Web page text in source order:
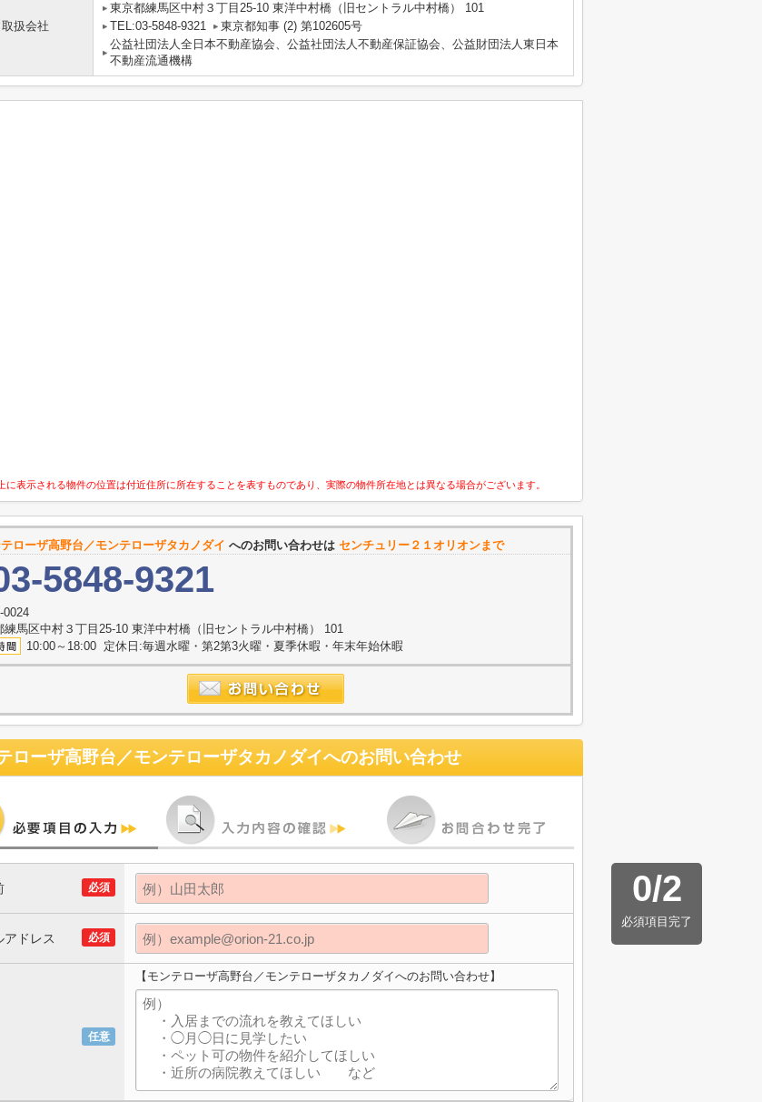
取扱会社
東京都練馬区中村３丁目25-10 東洋中村橋（旧セントラル中村橋） 101
TEL:03-5848-9321
東京都知事 (2) 第102605号
公益社団法人全日本不動産協会、公益社団法人不動産保証協会、公益財団法人東日本
不動産流通機構
に表示される物件の位置は付近住所に所在することを表すものであり、実際の物件所在地とは異なる場合がございます。
ローザ高野台／モンテローザタカノダイ へのお問い合わせは センチュリー２１オリオンまで
5848-9321
0024
練馬区中村３丁目25-10 東洋中村橋（旧セントラル中村橋） 101
10:00～18:00 定休日:毎週水曜・第2第3火曜・夏季休暇・年末年始休暇
ローザ高野台／モンテローザタカノダイへのお問い合わせ
0/2
必須項目完了
必須
必須
アドレス
任意
【モンテローザ高野台／モンテローザタカノダイへのお問い合わせ】